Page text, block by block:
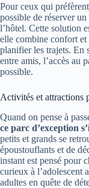
Pour ceux qui
possible de réserver
l’hôtel. Cette solution
elle combine confort et
planifier les trajets. En
entre amis, l’accès au
possible.
Activités et attractions
Quand on pense à
ce parc d’exception
petits et grands se
époustouflants et de
instant est pensé pour
curieux à l’adolescent
adultes en quête de